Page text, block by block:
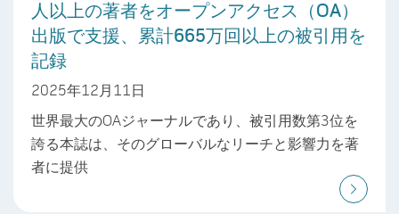
人以上の著者をオープンアクセス（OA）
出版で支援、累計665万回以上の被引用を
記録
2025年12月11日
世界最大のOAジャーナルであり、被引用数第3位を
誇る本誌は、そのグローバルなリーチと影響力を著
者に提供